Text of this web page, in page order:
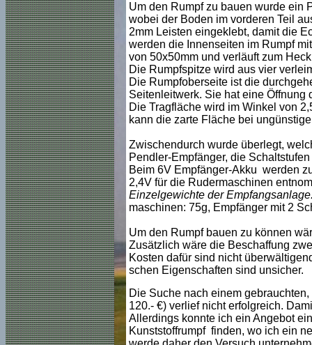
Um den Rumpf zu bauen wurde ein
wobei der Boden im vorderen Teil
2mm Leisten eingeklebt, damit die
werden die Innenseiten im Rumpf
von 50x50mm und verläuft zum
Die Rumpfspitze wird aus vier
Die Rumpfoberseite ist die
Seitenleitwerk. Sie hat eine
Die Tragfläche wird im Winkel von
kann die zarte Fläche bei
Zwischendurch wurde überlegt,
Pendler-Empfänger, die
Beim 6V Empfänger-Akku werden
2,4V für die Rudermaschinen
Einzelgewichte der
maschinen: 75g, Empfänger mit 2
Um den Rumpf bauen zu können
Zusätzlich wäre die Beschaffung
Kosten dafür sind nicht
schen Eigenschaften sind unsicher.
Die Suche nach einem
120.- €) verlief nicht erfolgreich.
Allerdings konnte ich ein Angebot
Kunststoffrumpf finden, wo ich ein